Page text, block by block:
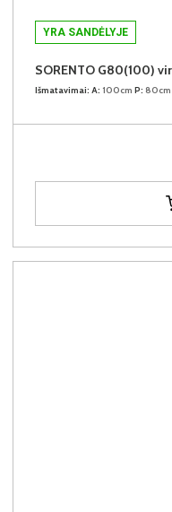
YRA SANDĖLYJE
Išmatavimai: A: 100cm P: 80cm